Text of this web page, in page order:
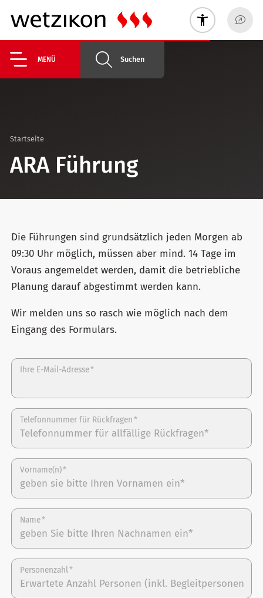
MENÜ Suchen
Startseite
ARA Führung
Die Führungen sind grundsätzlich jeden Morgen ab
09:30 Uhr möglich, müssen aber mind. 14 Tage im
Voraus angemeldet werden, damit die betriebliche
Planung darauf abgestimmt werden kann.
Wir melden uns so rasch wie möglich nach dem
Eingang des Formulars.
Ihre E-Mail-Adresse*
Telefonnummer für Rückfragen*
Vorname(n)*
Name*
Personenzahl*